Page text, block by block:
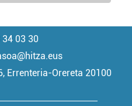
34 03 30
Errenteria-Orereta 20100